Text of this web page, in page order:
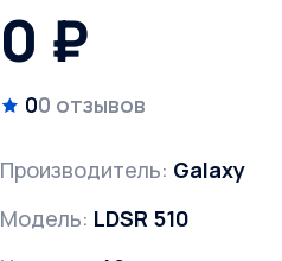
0 ₽
00 отзывов
Производитель: Galaxy
Модель: LDSR 510